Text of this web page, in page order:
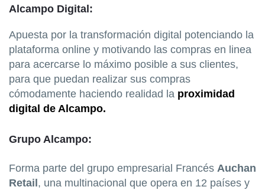
Alcampo Digital:
Apuesta por la transformación digital potenciando la
plataforma online y motivando las compras en linea
para acercarse lo máximo posible a sus clientes,
para que puedan realizar sus compras
cómodamente haciendo realidad la proximidad
digital de Alcampo.
Grupo Alcampo:
Forma parte del grupo empresarial Francés Auchan
Retail , una multinacional que opera en 12 países y